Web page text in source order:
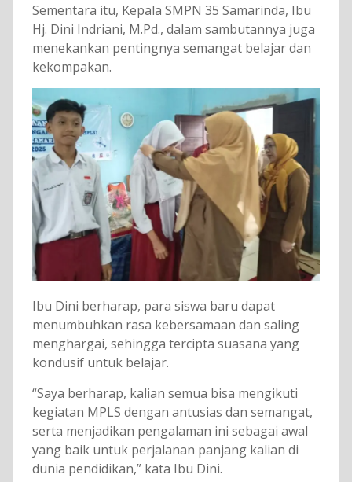
Sementara itu, Kepala SMPN 35 Samarinda, Ibu
Hj. Dini Indriani, M.Pd., dalam sambutannya juga
menekankan pentingnya semangat belajar dan
kekompakan.
Ibu Dini berharap, para siswa baru dapat
menumbuhkan rasa kebersamaan dan saling
menghargai, sehingga tercipta suasana yang
kondusif untuk belajar.
“Saya berharap, kalian semua bisa mengikuti
kegiatan MPLS dengan antusias dan semangat,
serta menjadikan pengalaman ini sebagai awal
yang baik untuk perjalanan panjang kalian di
dunia pendidikan,” kata Ibu Dini.